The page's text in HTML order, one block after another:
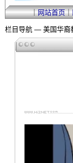
｜网站首页｜
栏目导航 — 美国华裔